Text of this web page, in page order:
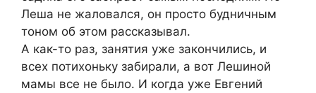
Леша не жаловался, он просто будничным
тоном об этом рассказывал.
А как-то раз, занятия уже закончились, и
всех потихоньку забирали, а вот Лешиной
мамы все не было. И когда уже Евгений